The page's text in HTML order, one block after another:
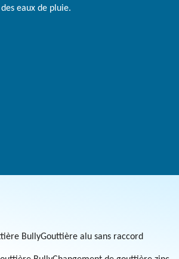
eaux de pluie.
BullyGouttière alu sans raccord